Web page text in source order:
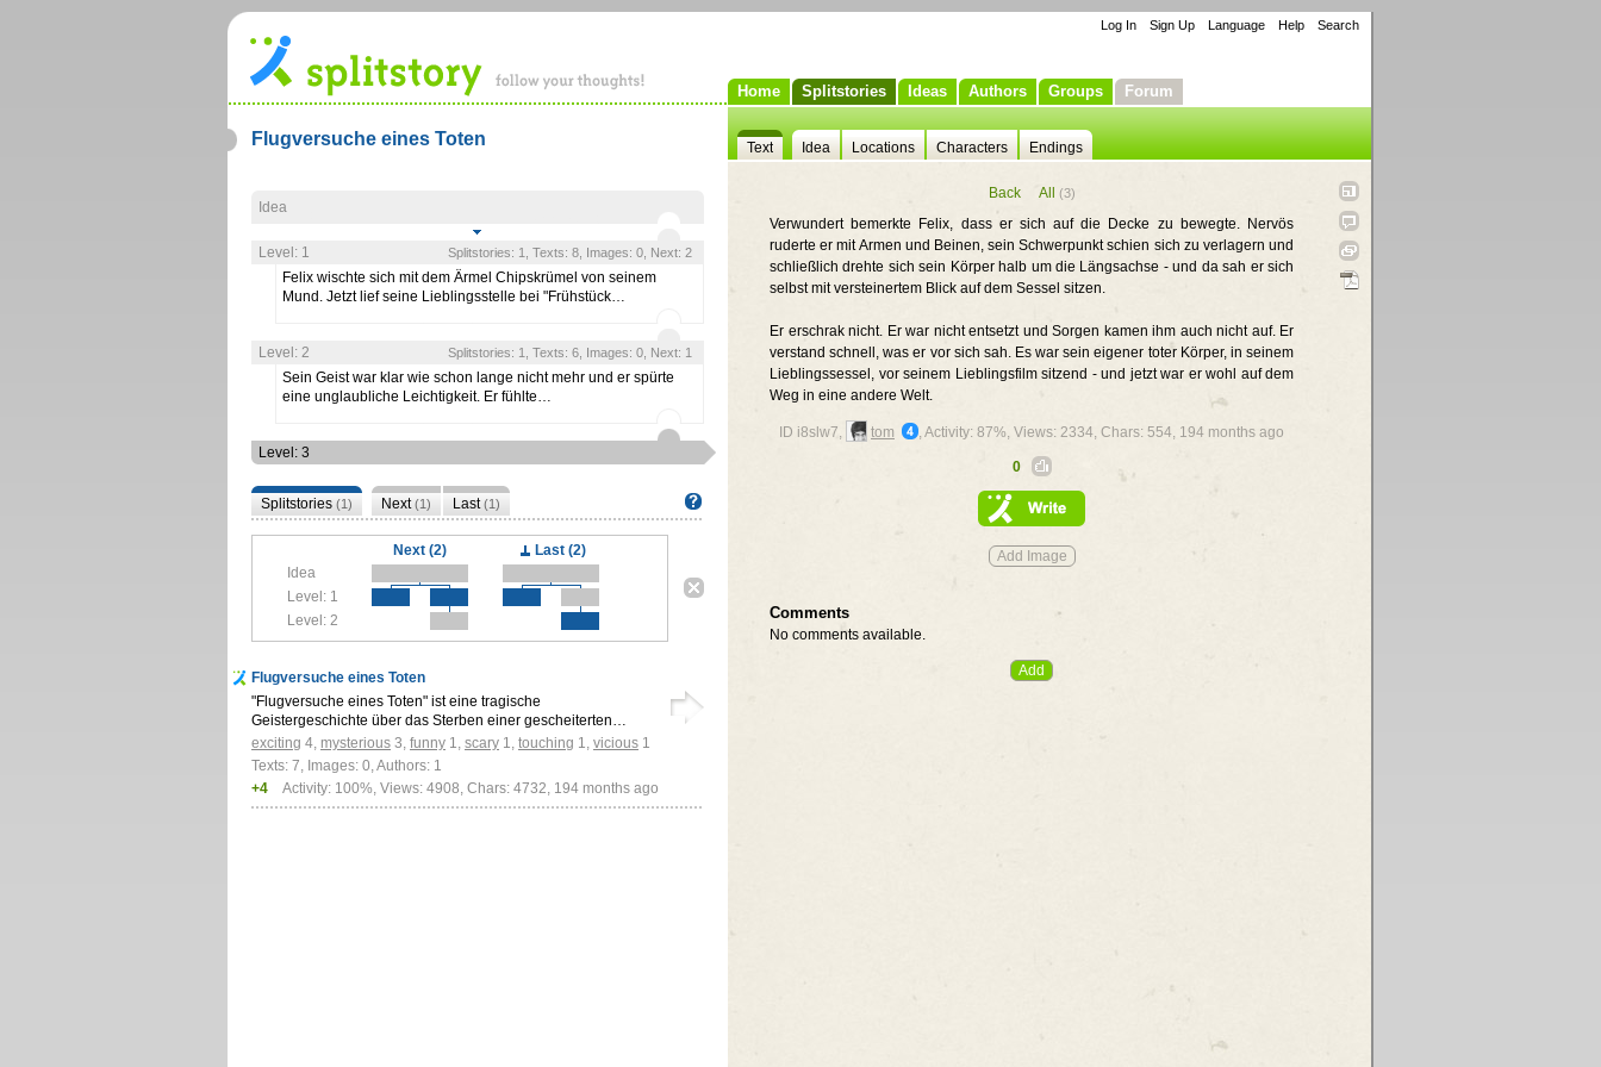
Home Splitstories Ideas Authors Groups Forum
Log In Sign Up Language Help Search
Flugversuche eines Toten Text Idea Locations Characters Endings
Back All (3)
Verwundert bemerkte Felix, dass er sich auf die Decke zu bewegte. Nervös
ruderte er mit Armen und Beinen, sein Schwerpunkt schien sich zu verlagern und
schließlich drehte sich sein Körper halb um die Längsachse - und da sah er sich
selbst mit versteinertem Blick auf dem Sessel sitzen.
Er erschrak nicht. Er war nicht entsetzt und Sorgen kamen ihm auch nicht auf. Er
verstand schnell, was er vor sich sah. Es war sein eigener toter Körper, in seinem
Lieblingssessel, vor seinem Lieblingsfilm sitzend - und jetzt war er wohl auf dem
Weg in eine andere Welt.
ID i8slw7, tom , Activity: 87%, Views: 2334, Chars: 554, 194 months ago
0
Comments
No comments available.
Idea
Level: 1 Splitstories: 1, Texts: 8, Images: 0, Next: 2
Felix wischte sich mit dem Ärmel Chipskrümel von seinem
Mund. Jetzt lief seine Lieblingsstelle bei "Frühstück…
Level: 2 Splitstories: 1, Texts: 6, Images: 0, Next: 1
Sein Geist war klar wie schon lange nicht mehr und er spürte
eine unglaubliche Leichtigkeit. Er fühlte…
Level: 3
Splitstories (1) Next(1) Last(1)
Next (2)
Last (2)
Idea
Level: 1
Level: 2
Flugversuche eines Toten
"Flugversuche eines Toten" ist eine tragische
Geistergeschichte über das Sterben einer gescheiterten…
exciting 4, mysterious 3, funny 1, scary 1, touching 1, vicious 1
Texts: 7, Images: 0, Authors: 1
+4
Activity: 100%, Views: 4908, Chars: 4732, 194 months ago